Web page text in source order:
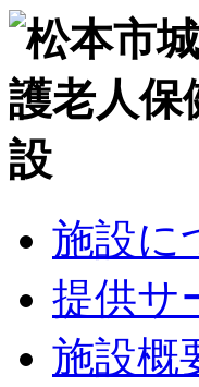
施設に
提供サ
施設概